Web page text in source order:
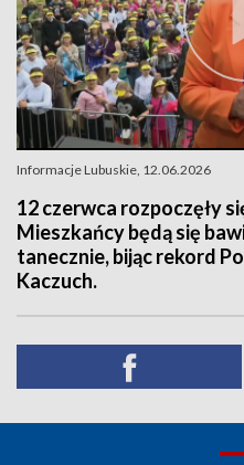
Informacje Lubuskie, 12.06.2026
12 czerwca rozpoczęły
Mieszkańcy będą się
tanecznie, bijąc rekord
Kaczuch.